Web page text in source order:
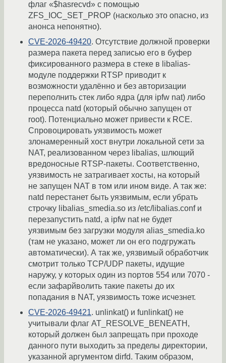
флаг «$hasrecvd» с помощью
ZFS_IOC_SET_PROP (насколько это опасно, из
анонса непонятно).
CVE-2026-49420. Отсутствие должной проверки
размера пакета перед записью его в буфер
фиксированного размера в стеке в libalias-
модуле поддержки RTSP приводит к
возможности удалённо и без авторизации
переполнить стек либо ядра (для ipfw nat) либо
процесса natd (который обычно запущен от
root). Потенциально может привести к RCE.
Спровоцировать уязвимость может
злонамеренный хост внутри локальной сети за
NAT, реализованном через libalias, шлющий
вредоносные RTSP-пакеты. Соответственно,
уязвимость не затрагивает хосты, на который
не запущен NAT в том или ином виде. А так же:
natd перестанет быть уязвимым, если убрать
строчку libalias_smedia.so из /etc/libalias.conf и
перезапустить natd, а ipfw nat не будет
уязвимым без загрузки модуля alias_smedia.ko
(там не указано, может ли он его подгружать
автоматически). А так же, уязвимый обработчик
смотрит только TCP/UDP пакеты, идущие
наружу, у которых один из портов 554 или 7070 -
если зафарйволить такие пакеты до их
попадания в NAT, уязвимость тоже исчезнет.
CVE-2026-49421. unlinkat() и funlinkat() не
учитывали флаг AT_RESOLVE_BENEATH,
который должен был запрещать при проходе
данного пути выходить за пределы директории,
указанной аргументом dirfd. Таким образом,